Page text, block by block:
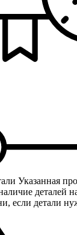
Указанная
деталей
если детали